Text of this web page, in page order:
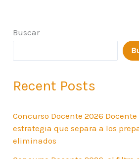
Buscar
Recent Posts
Concurso Docente 2026
estrategia que separa a los
eliminados